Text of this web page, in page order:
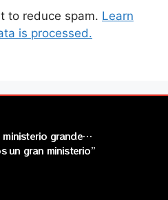
to reduce spam. Learn
is processed.
ministerio grande…
un gran ministerio”